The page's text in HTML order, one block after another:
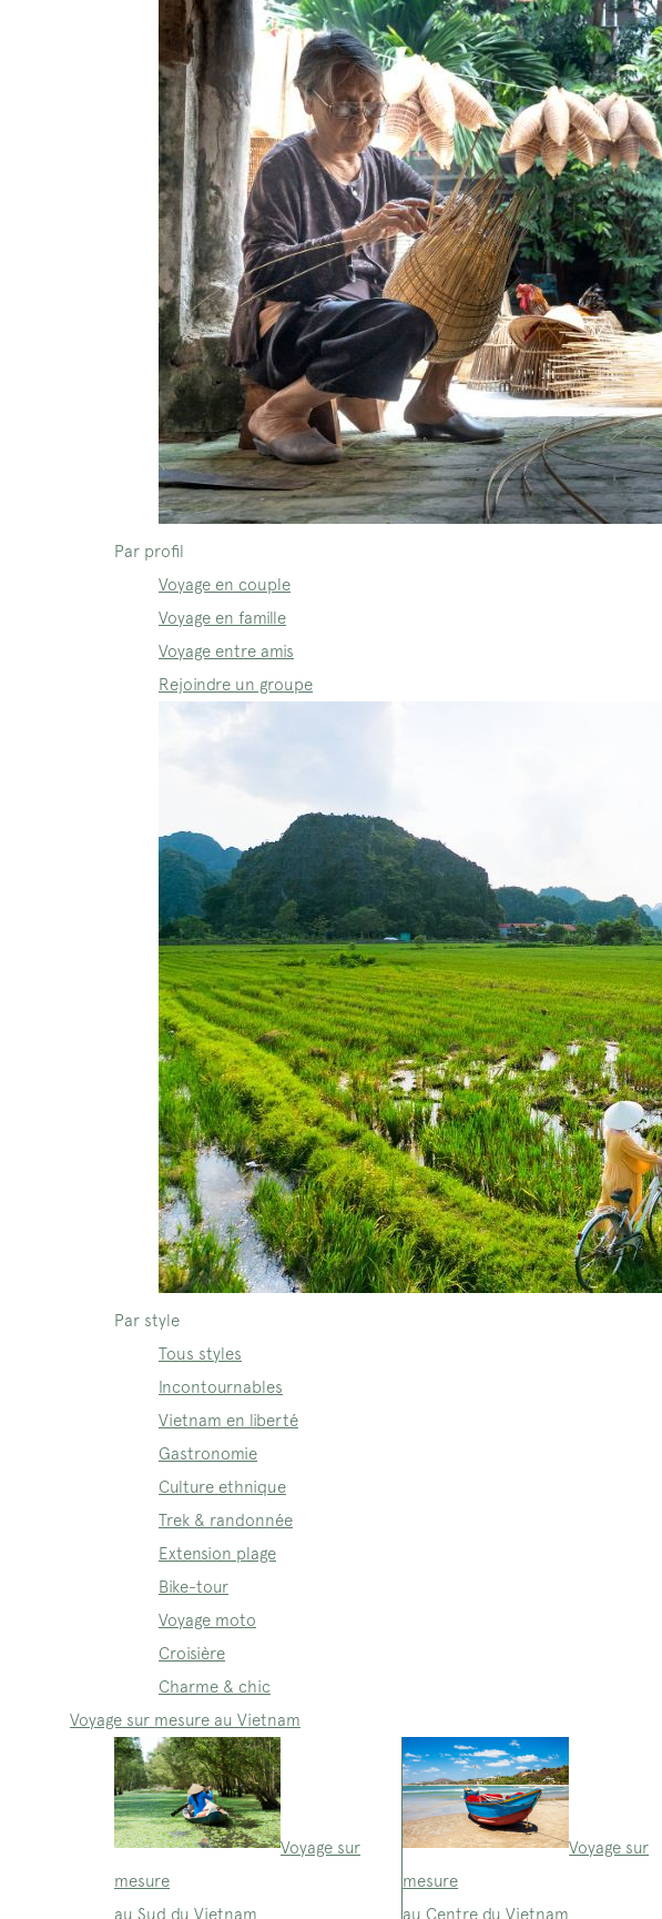
Par profil
Voyage en couple
Voyage en famille
Voyage entre amis
Rejoindre un groupe
Par style
Tous styles
Incontournables
Vietnam en liberté
Gastronomie
Culture ethnique
Trek & randonnée
Extension plage
Bike-tour
Voyage moto
Croisière
Charme & chic
Voyage sur mesure au Vietnam
Voyage sur
mesure
au Sud du Vietnam
Voyage sur
mesure
au Centre du Vietnam